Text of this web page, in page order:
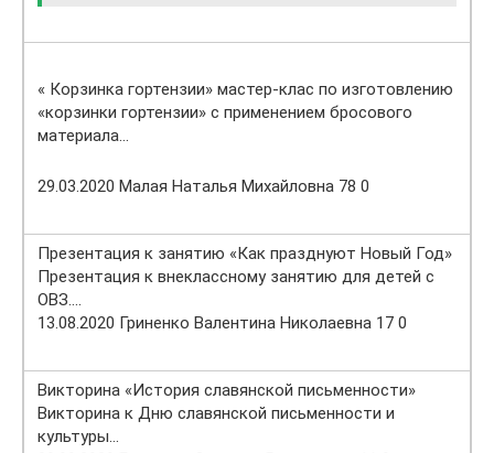
« Корзинка гортензии» мастер-клас по изготовлению
«корзинки гортензии» с применением бросового
материала…
29.03.2020 Малая Наталья Михайловна 78 0
Презентация к занятию «Как празднуют Новый Год»
Презентация к внеклассному занятию для детей с
ОВЗ….
13.08.2020 Гриненко Валентина Николаевна 17 0
Викторина «История славянской письменности»
Викторина к Дню славянской письменности и
культуры…